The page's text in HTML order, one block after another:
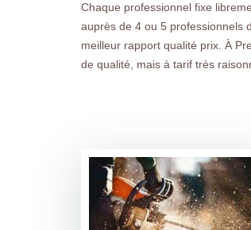
Chaque professionnel fixe
auprès de 4 ou 5 professionnels
meilleur rapport qualité prix. À
de qualité, mais à tarif très